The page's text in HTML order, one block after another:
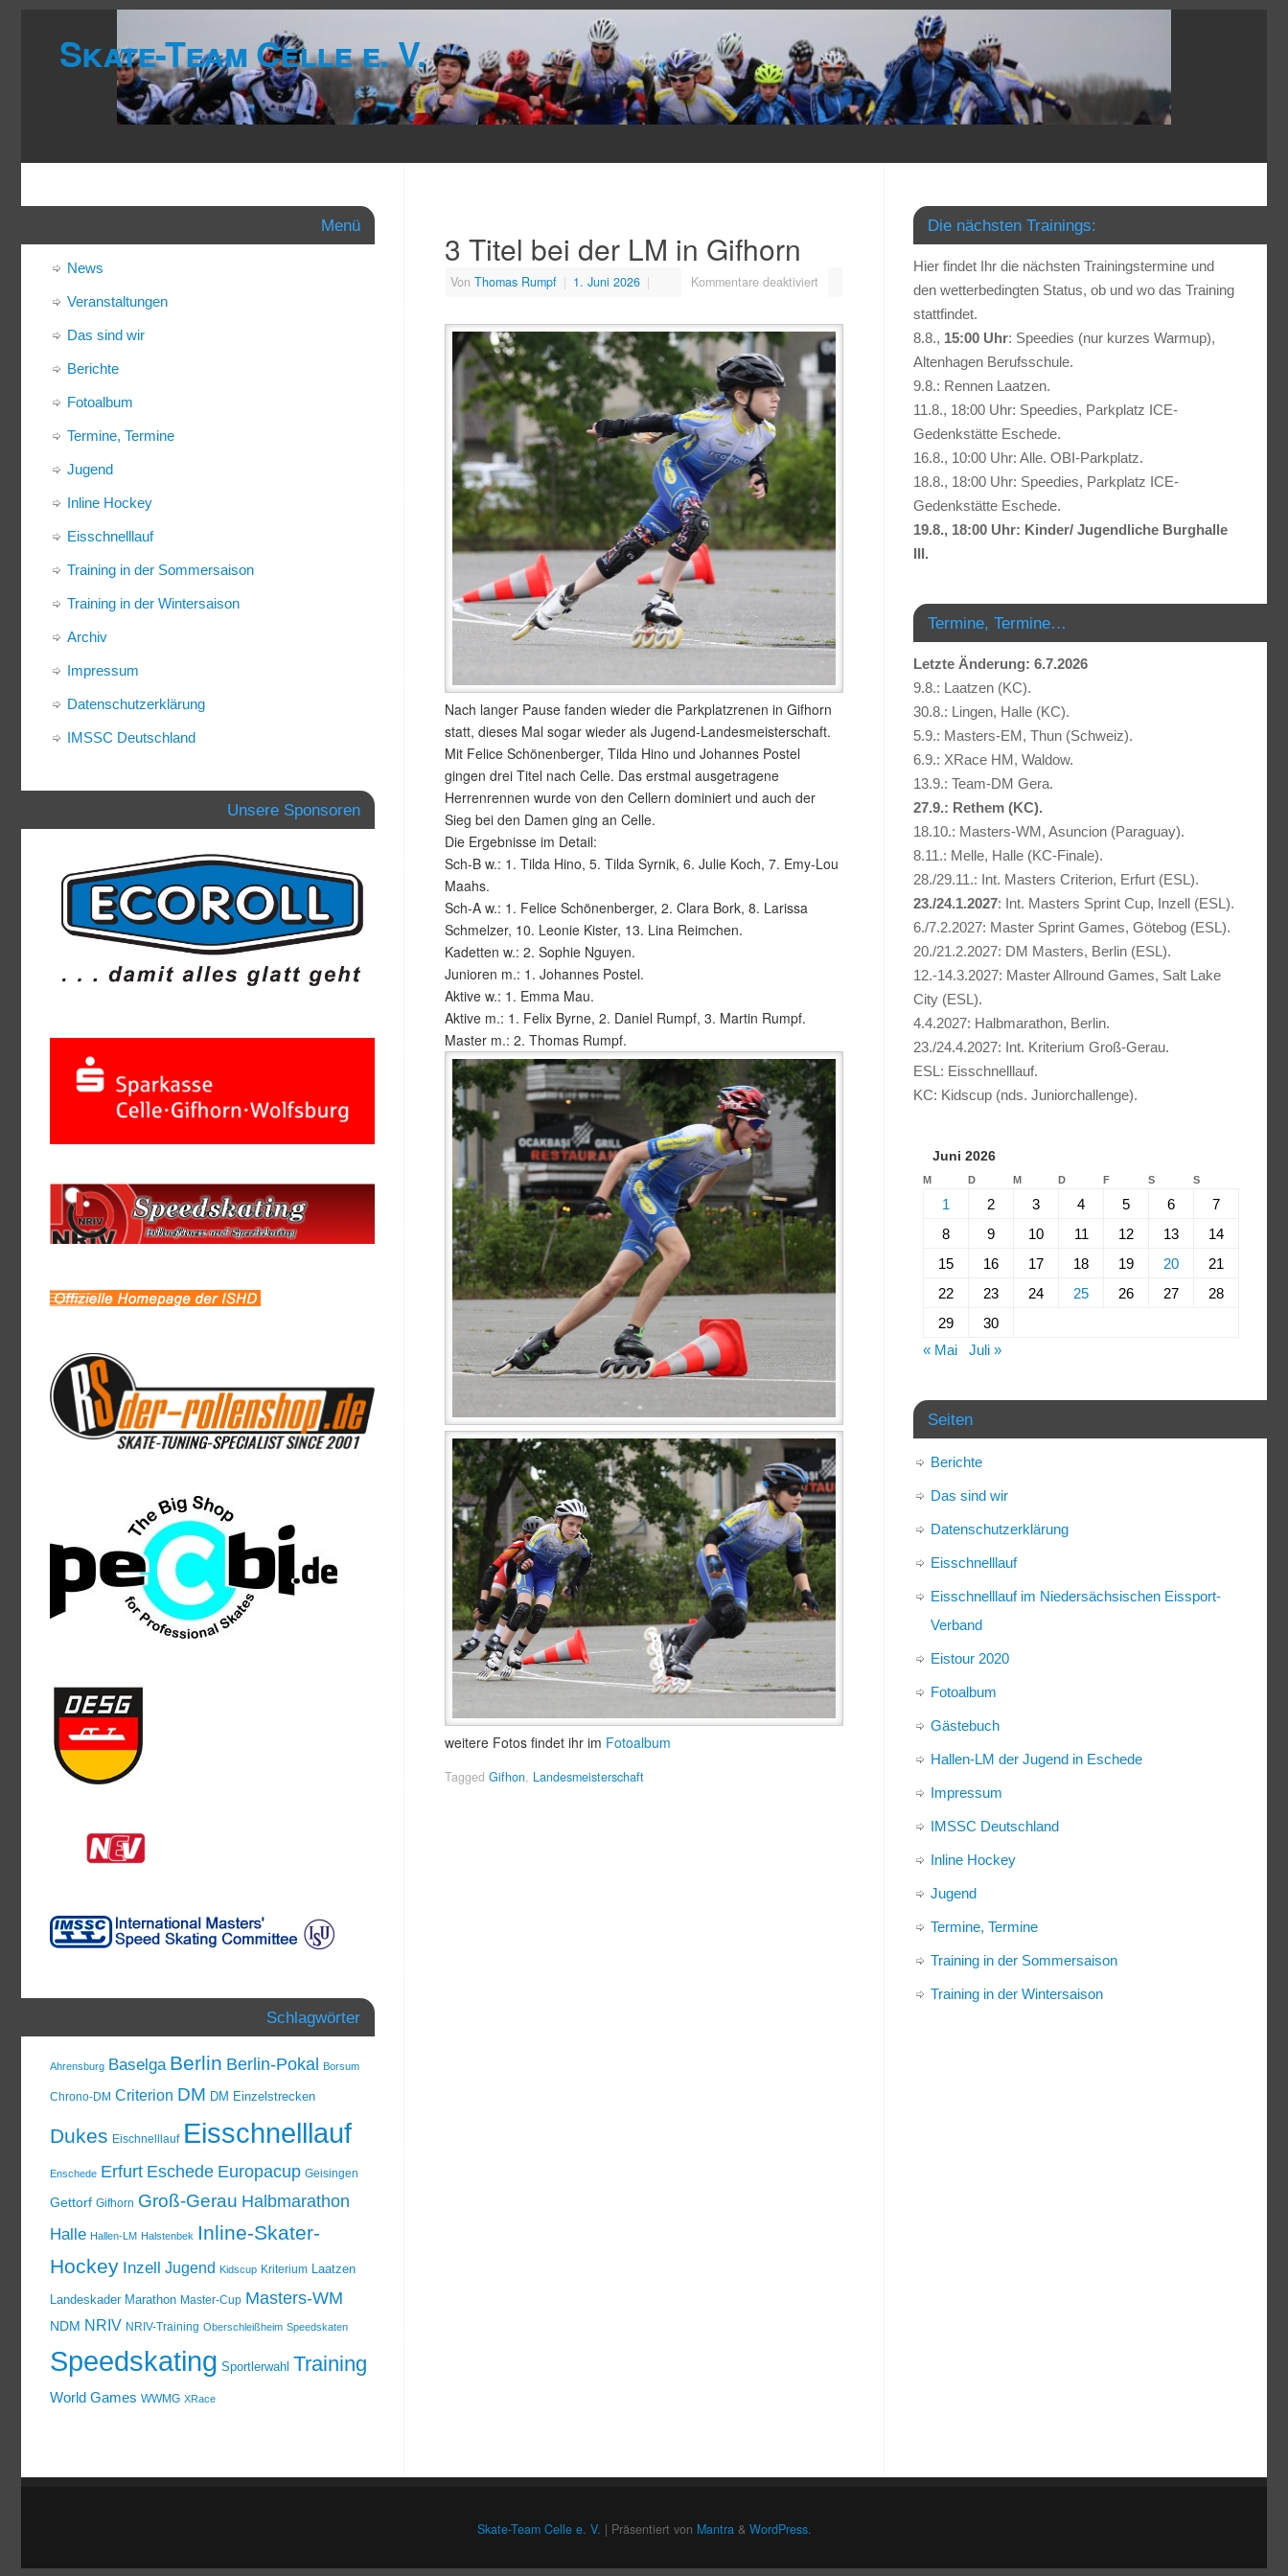
Skate-Team Celle e. V.
3 Titel bei der LM in Gifhorn
Von Thomas Rumpf | 1. Juni 2026 | Kommentare deaktiviert
Nach langer Pause fanden wieder die Parkplatzrenen in Gifhorn
statt, dieses Mal sogar wieder als Jugend-Landesmeisterschaft.
Mit Felice Schönenberger, Tilda Hino und Johannes Postel
gingen drei Titel nach Celle. Das erstmal ausgetragene
Herrenrennen wurde von den Cellern dominiert und auch der
Sieg bei den Damen ging an Celle.
Die Ergebnisse im Detail:
Sch-B w.: 1. Tilda Hino, 5. Tilda Syrnik, 6. Julie Koch, 7. Emy-Lou
Maahs.
Sch-A w.: 1. Felice Schönenberger, 2. Clara Bork, 8. Larissa
Schmelzer, 10. Leonie Kister, 13. Lina Reimchen.
Kadetten w.: 2. Sophie Nguyen.
Junioren m.: 1. Johannes Postel.
Aktive w.: 1. Emma Mau.
Aktive m.: 1. Felix Byrne, 2. Daniel Rumpf, 3. Martin Rumpf.
Master m.: 2. Thomas Rumpf.
weitere Fotos findet ihr im Fotoalbum
Tagged Gifhon, Landesmeisterschaft
Menü
News
Veranstaltungen
Das sind wir
Berichte
Fotoalbum
Termine, Termine
Jugend
Inline Hockey
Eisschnelllauf
Training in der Sommersaison
Training in der Wintersaison
Archiv
Impressum
Datenschutzerklärung
IMSSC Deutschland
Unsere Sponsoren
Schlagwörter
Ahrensburg Baselga Berlin Berlin-Pokal Borsum
Chrono-DM Criterion DM DM Einzelstrecken
Dukes Eischnelllauf Eisschnelllauf
Enschede Erfurt Eschede Europacup Geisingen
Gettorf Gifhorn Groß-Gerau Halbmarathon
Halle Hallen-LM Halstenbek Inline-Skater-
Hockey Inzell Jugend Kidscup Kriterium Laatzen
Landeskader Marathon Master-Cup Masters-WM
NDM NRIV NRIV-Training Oberschleißheim Speedskaten
Speedskating Sportlerwahl Training
World Games WWMG XRace
Die nächsten Trainings:
Hier findet Ihr die nächsten Trainingstermine und
den wetterbedingten Status, ob und wo das Training
stattfindet.
8.8., 15:00 Uhr: Speedies (nur kurzes Warmup),
Altenhagen Berufsschule.
9.8.: Rennen Laatzen.
11.8., 18:00 Uhr: Speedies, Parkplatz ICE-
Gedenkstätte Eschede.
16.8., 10:00 Uhr: Alle. OBI-Parkplatz.
18.8., 18:00 Uhr: Speedies, Parkplatz ICE-
Gedenkstätte Eschede.
19.8., 18:00 Uhr: Kinder/ Jugendliche Burghalle
III.
Termine, Termine…
Letzte Änderung: 6.7.2026
9.8.: Laatzen (KC).
30.8.: Lingen, Halle (KC).
5.9.: Masters-EM, Thun (Schweiz).
6.9.: XRace HM, Waldow.
13.9.: Team-DM Gera.
27.9.: Rethem (KC).
18.10.: Masters-WM, Asuncion (Paraguay).
8.11.: Melle, Halle (KC-Finale).
28./29.11.: Int. Masters Criterion, Erfurt (ESL).
23./24.1.2027: Int. Masters Sprint Cup, Inzell (ESL).
6./7.2.2027: Master Sprint Games, Götebog (ESL).
20./21.2.2027: DM Masters, Berlin (ESL).
12.-14.3.2027: Master Allround Games, Salt Lake
City (ESL).
4.4.2027: Halbmarathon, Berlin.
23./24.4.2027: Int. Kriterium Groß-Gerau.
ESL: Eisschnelllauf.
KC: Kidscup (nds. Juniorchallenge).
Juni 2026
M D M D F S S
1 2 3 4 5 6
7
8
9 10 11 12 13
14
15
16 17 18 19 20
21
22
23 24 25 26 27
28
29
30
« Mai
Juli »
Seiten
Berichte
Das sind wir
Datenschutzerklärung
Eisschnelllauf
Eisschnelllauf im Niedersächsischen Eissport-
Verband
Eistour 2020
Fotoalbum
Gästebuch
Hallen-LM der Jugend in Eschede
Impressum
IMSSC Deutschland
Inline Hockey
Jugend
Termine, Termine
Training in der Sommersaison
Training in der Wintersaison
Skate-Team Celle e. V. | Präsentiert von Mantra& WordPress.